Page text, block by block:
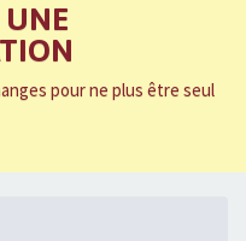
pour ne plus être seul